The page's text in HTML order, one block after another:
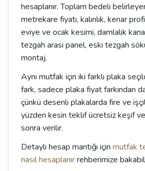
hesaplanır. Toplam bedeli
metrekare fiyatı, kalınlık, kenar
eviye ve ocak kesimi, damlalık
tezgah arası panel, eski tezgah
montaj.
Aynı mutfak için iki farklı plaka
fark, sadece plaka fiyat farkından
çünkü desenli plakalarda fire ve
yüzden kesin teklif ücretsiz keşif
sonra verilir.
Detaylı hesap mantığı için mutfak
nasıl hesaplanırrehberimize